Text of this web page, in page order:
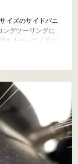
イズのサイドパニ
ングツーリングに
き上がってくるの
グへ出かけるこ
…